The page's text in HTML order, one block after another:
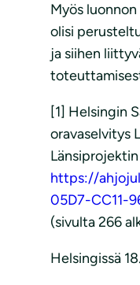
Myös
olisi
ja siihen
[1] Helsingin
oravaselvitys
https://
05D7-CC11-
(sivulta 266
Helsingissä